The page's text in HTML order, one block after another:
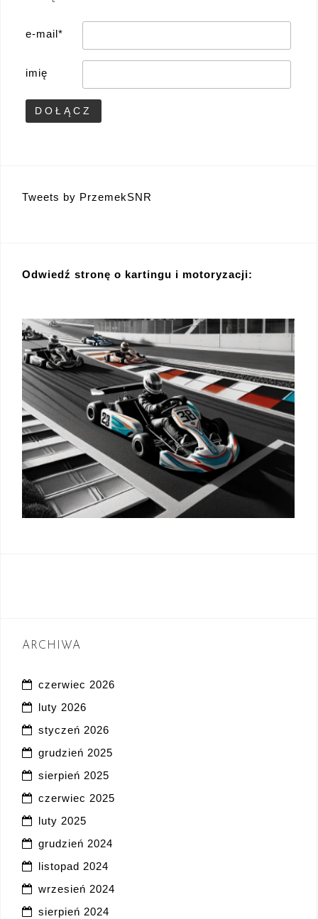
e-mail*
imię
Tweets by PrzemekSNR
Odwiedź stronę o kartingu i motoryzacji:
ARCHIWA
czerwiec 2026
luty 2026
styczeń 2026
grudzień 2025
sierpień 2025
czerwiec 2025
luty 2025
grudzień 2024
listopad 2024
wrzesień 2024
sierpień 2024